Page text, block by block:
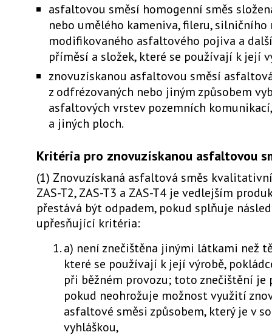
asfaltovou směsí homogenní směs
nebo umělého kameniva, fileru, silničního
modifikovaného asfaltového pojiva a
příměsí a složek, které se používají k její
znovuzískanou asfaltovou směsí
z odfrézovaných nebo jiným způsobem
asfaltových vrstev pozemních
a jiných ploch.
Kritéria pro znovuzískanou asfaltovou
(1) Znovuzískaná asfaltová směs
ZAS-T2, ZAS-T3 a ZAS-T4 je vedlejším
přestává být odpadem, pokud splňuje
upřesňující kritéria:
a) není znečištěna jinými látkami než
které se používají k její výrobě,
při běžném provozu; toto znečištění je
pokud neohrožuje možnost využití
asfaltové směsi způsobem, který je v
vyhláškou,